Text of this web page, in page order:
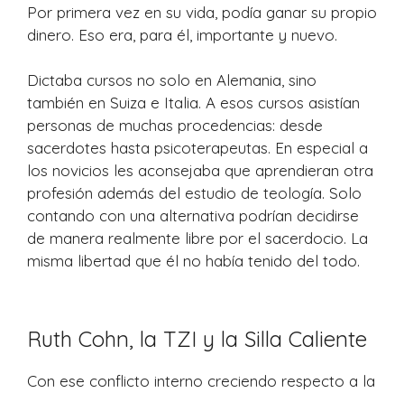
Por primera vez en su vida, podía ganar su propio
dinero. Eso era, para él, importante y nuevo.
Dictaba cursos no solo en Alemania, sino
también en Suiza e Italia. A esos cursos asistían
personas de muchas procedencias: desde
sacerdotes hasta psicoterapeutas. En especial a
los novicios les aconsejaba que aprendieran otra
profesión además del estudio de teología. Solo
contando con una alternativa podrían decidirse
de manera realmente libre por el sacerdocio. La
misma libertad que él no había tenido del todo.
Ruth Cohn, la TZI y la Silla Caliente
Con ese conflicto interno creciendo respecto a la